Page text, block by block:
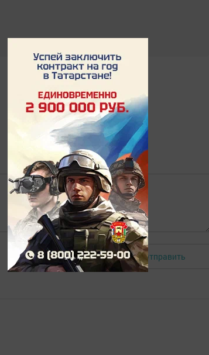
Авторизоваться Отправить